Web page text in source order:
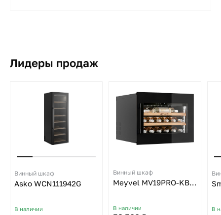
Лидеры продаж
Винный шкаф
Asko WCN111942G
В наличии
Винный шкаф
Meyvel MV19PRO-KBB1
В наличии В